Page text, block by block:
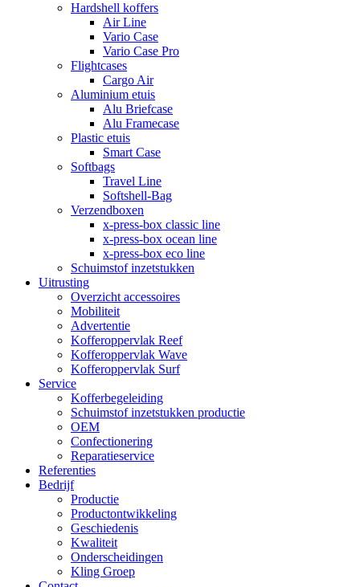
Hardshell koffers
Air Line
Vario Case
Vario Case Pro
Flightcases
Cargo Air
Aluminium etuis
Alu Briefcase
Alu Framecase
Plastic etuis
Smart Case
Softbags
Travel Line
Softshell-Bag
Verzendboxen
x-press-box classic line
x-press-box ocean line
x-press-box eco line
Schuimstof inzetstukken
Uitrusting
Overzicht accessoires
Mobiliteit
Advertentie
Kofferoppervlak Reef
Kofferoppervlak Wave
Kofferoppervlak Surf
Service
Kofferbegeleiding
Schuimstof inzetstukken productie
OEM
Confectionering
Reparatieservice
Referenties
Bedrijf
Productie
Productontwikkeling
Geschiedenis
Kwaliteit
Onderscheidingen
Kling Groep